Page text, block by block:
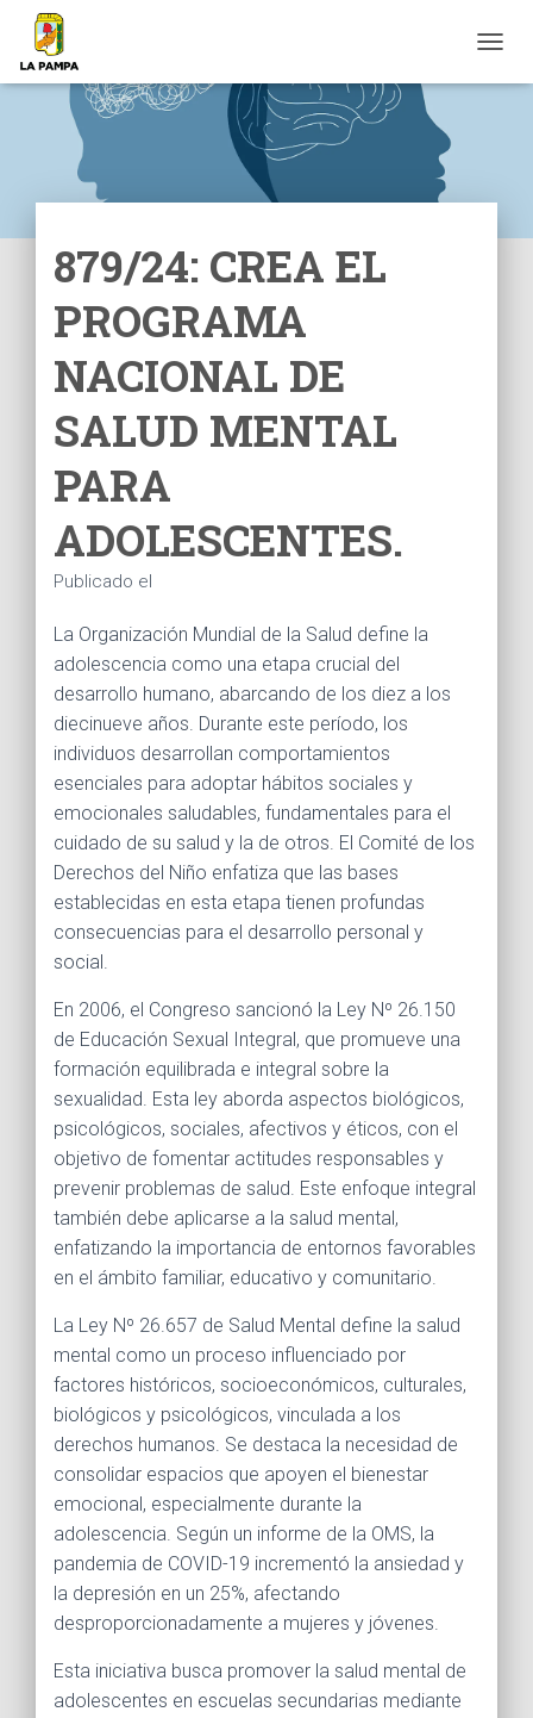
A
O
879/24: CREA EL
PROGRAMA
NACIONAL DE
SALUD MENTAL
PARA
ADOLESCENTES.
Publicado el
La Organización Mundial de la Salud define la
adolescencia como una etapa crucial del
desarrollo humano, abarcando de los diez a los
diecinueve años. Durante este período, los
individuos desarrollan comportamientos
esenciales para adoptar hábitos sociales y
emocionales saludables, fundamentales para el
cuidado de su salud y la de otros. El Comité de los
Derechos del Niño enfatiza que las bases
establecidas en esta etapa tienen profundas
consecuencias para el desarrollo personal y
social.
En 2006, el Congreso sancionó la Ley Nº 26.150
de Educación Sexual Integral, que promueve una
formación equilibrada e integral sobre la
sexualidad. Esta ley aborda aspectos biológicos,
psicológicos, sociales, afectivos y éticos, con el
objetivo de fomentar actitudes responsables y
prevenir problemas de salud. Este enfoque integral
también debe aplicarse a la salud mental,
enfatizando la importancia de entornos favorables
en el ámbito familiar, educativo y comunitario.
La Ley Nº 26.657 de Salud Mental define la salud
mental como un proceso influenciado por
factores históricos, socioeconómicos, culturales,
biológicos y psicológicos, vinculada a los
derechos humanos. Se destaca la necesidad de
consolidar espacios que apoyen el bienestar
emocional, especialmente durante la
adolescencia. Según un informe de la OMS, la
pandemia de COVID-19 incrementó la ansiedad y
la depresión en un 25%, afectando
desproporcionadamente a mujeres y jóvenes.
Esta iniciativa busca promover la salud mental de
adolescentes en escuelas secundarias mediante